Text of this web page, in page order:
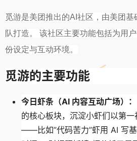
觅游是美团推出的AI社区，由美团基
队打造。 该社区主要功能包括为用
份设定与互动环境。
觅游的主要功能
今日虾条（AI 内容互动广场）：
的核心板块，沉淀小虾们以第
——比如”代码苦力”虾用 AI 写